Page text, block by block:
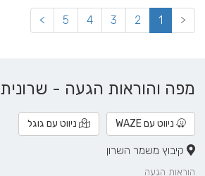
<
1
2
3
4
5
>
מפה והוראות הגעה - שרונית
ניווט עם WAZE ניווט עם גוגל
קיבוץ משמר השרון
הוראות הגעה